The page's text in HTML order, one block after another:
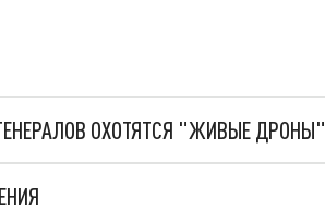
ОХОТЯТСЯ "ЖИВЫЕ ДРОНЫ"